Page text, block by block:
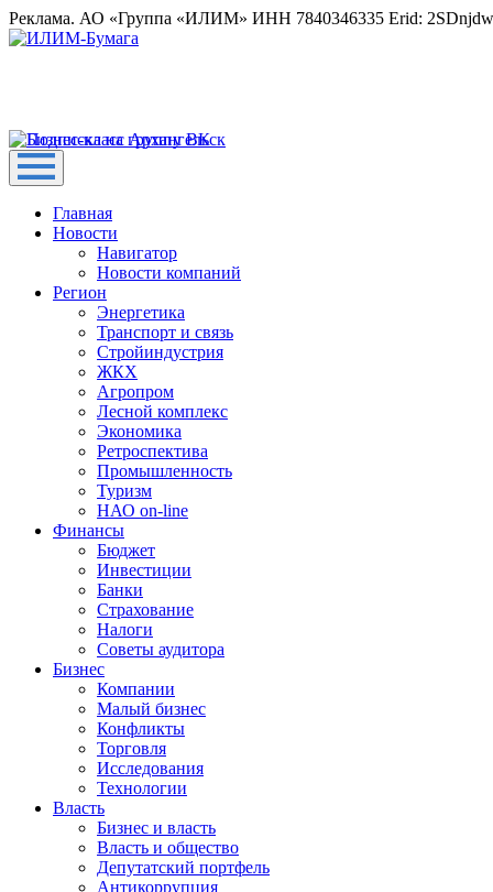
Реклама. АО «Группа «ИЛИМ» ИНН 7840346335 Erid:
Главная
Новости
Навигатор
Новости компаний
Регион
Энергетика
Транспорт и связь
Стройиндустрия
ЖКХ
Агропром
Лесной комплекс
Экономика
Ретроспектива
Промышленность
Туризм
НАО on-line
Финансы
Бюджет
Инвестиции
Банки
Страхование
Налоги
Советы аудитора
Бизнес
Компании
Малый бизнес
Конфликты
Торговля
Исследования
Технологии
Власть
Бизнес и власть
Власть и общество
Депутатский портфель
Антикоррупция